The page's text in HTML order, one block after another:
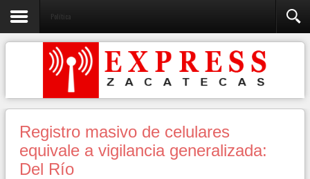
Política
Registro masivo de celulares
equivale a vigilancia generalizada:
Del Río